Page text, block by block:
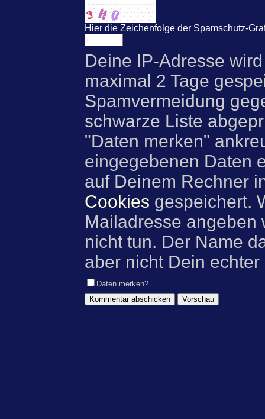
Hier die Zeichenfolge der Spamschutz-
Deine IP-Adresse
maximal 2 Tage
Spamvermeidung
schwarze Liste
"Daten merken"
eingegebenen Daten
auf Deinem Rechner
Cookies gespeichert.
Mailadresse angeben
nicht tun. Der Name
aber nicht Dein
Daten merken?